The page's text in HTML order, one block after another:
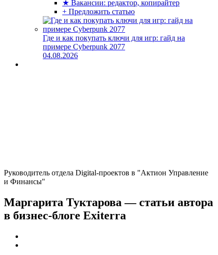
★ Вакансии: редактор, копирайтер
+ Предложить статью
Где и как покупать ключи для игр: гайд на
примере Cyberpunk 2077
04.08.2026
Руководитель отдела Digital-проектов в "Актион Управление
и Финансы"
Маргарита Туктарова — статьи автора
в бизнес-блоге Exiterra